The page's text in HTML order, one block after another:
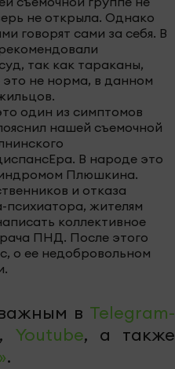
не открыла. Однако
говорят сами за себя. В
так как тараканы,
не норма, в данном
один из симптомов
нашей съемочной
В народе это
Плюшкина.
и отказа
жителям
коллективное
ПНД. После этого
о ее недобровольном
в Telegram-
Youtube, а также
.